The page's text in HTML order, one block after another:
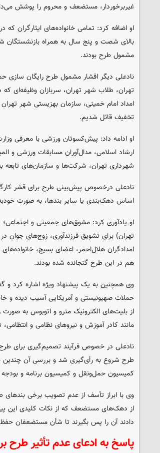
غیربرخوردار، مستضعف و محروم را پوشش
او اضافه کرد: تمامی خانواده‌های ایثارگران
بالای شصت و پنج سال به همراه بازنشستگان
مشمول طرح بودند.
نادعلی دیگر اقشار مشمول طرح رایگان سازی
تهران، طلاب شهر تهران، سربازان وظیفه‌ای
امداد امام خمینی، سازمان بهزیستی شهر
تخفیف قائل شدیم.
او ادامه داد: پیش‌کسوتان ورزشی با معرفی
ارشاد اسلامی، مدال‌آوران مسابقات ورزشی و
شهرداری تهران، شرکت‌ها و سازمان‌های تابعه
نادعلی درخصوص پیش‌بینی طرح برای قشر
اساس دهک‌بندی یا سایر بندها، به صورت
او یادآوری کرد: مشوق‌های جمعیتی و
تهران) برای تشویق فرزندآوری، زوج‌های جوان
امدادگران هلال‌احمر، اعضای بسیج،
هم در این طرح گنجانده شده بودند.
وی همچنین به یک پیشنهاد ویژه اشاره کرد و
حملات صهیونیستی و آمریکایی آسیب دیده و
از بلیت‌های الکترونیک مترو و اتوبوس به
مانند کادر آموزش و نیروهای نظامی و
نادعلی در خصوص فرآیند تصمیم‌گیری برای
طرح شروع به رأی‌گیری شد و بررسی آن چندین
کمیسیون حمل‌ونقل و کمیسیون برنامه و
وی با ابراز تأسف از عدم تصویب برخی بندهای
از دهک‌های مستضعف که از نکات کلیدی این
دادند آن را پس بگیرند تا شأن مستضعفان
پاسخ به ادعای عدم تأثیر